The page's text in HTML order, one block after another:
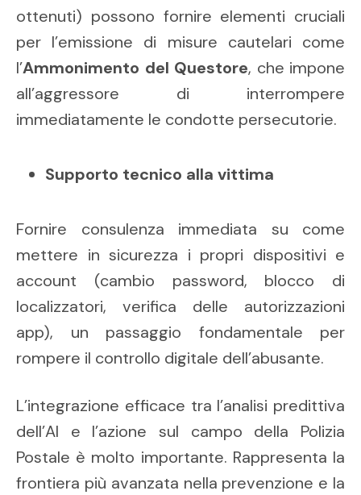
ottenuti) possono fornire elementi cruciali
per l’emissione di misure cautelari come
l’Ammonimento del Questore, che impone
all’aggressore di interrompere
immediatamente le condotte persecutorie.
Supporto tecnico alla vittima
Fornire consulenza immediata su come
mettere in sicurezza i propri dispositivi e
account (cambio password, blocco di
localizzatori, verifica delle autorizzazioni
app), un passaggio fondamentale per
rompere il controllo digitale dell’abusante.
L’integrazione efficace tra l’analisi predittiva
dell’AI e l’azione sul campo della Polizia
Postale è molto importante. Rappresenta la
frontiera più avanzata nella prevenzione e la